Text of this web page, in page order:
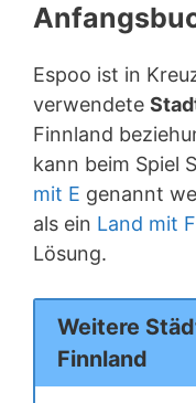
Espoo ist in
verwendete
Finnland
kann beim Spiel
mit E genannt
als ein Land mit F
Lösung.
Weitere
Finnland